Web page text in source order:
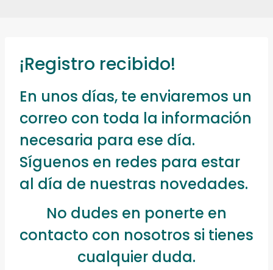
¡Registro recibido!
En unos días, te enviaremos un
correo con toda la información
necesaria para ese día.
Síguenos en redes para estar
al día de nuestras novedades.
No dudes en ponerte en
contacto con nosotros si tienes
cualquier duda.